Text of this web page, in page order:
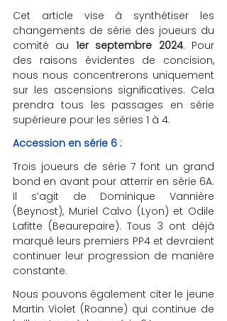
Cet article vise à synthétiser les
changements de série des joueurs du
comité au 1er septembre 2024. Pour
des raisons évidentes de concision,
nous nous concentrerons uniquement
sur les ascensions significatives. Cela
prendra tous les passages en série
supérieure pour les séries 1 à 4.
Accession en série 6 :
Trois joueurs de série 7 font un grand
bond en avant pour atterrir en série 6A.
Il s’agit de Dominique Vannière
(Beynost), Muriel Calvo (Lyon) et Odile
Lafitte (Beaurepaire). Tous 3 ont déjà
marqué leurs premiers PP4 et devraient
continuer leur progression de manière
constante.
Nous pouvons également citer le jeune
Martin Violet (Roanne) qui continue de